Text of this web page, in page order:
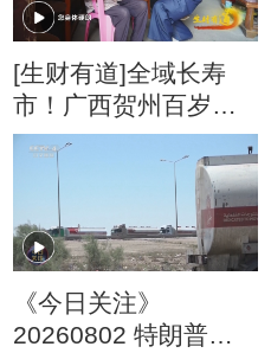
[生财有道]全域长寿
市！广西贺州百岁老
人分享长寿秘方
《今日关注》
20260802 特朗普叫